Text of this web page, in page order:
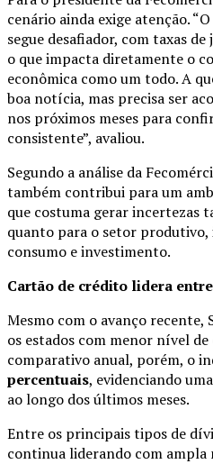
cenário ainda exige atenção.
segue desafiador, com taxas
o que impacta diretamente o
econômica como um todo. A
boa notícia, mas precisa ser
nos próximos meses para
consistente”, avaliou.
Segundo a análise da
também contribui para um
que costuma gerar incertezas
quanto para o setor produtivo,
consumo e investimento.
Cartão de crédito lidera
Mesmo com o avanço recente,
os estados com menor nível
comparativo anual, porém, o
percentuais, evidenciando
ao longo dos últimos meses.
Entre os principais tipos de
continua liderando com ampla